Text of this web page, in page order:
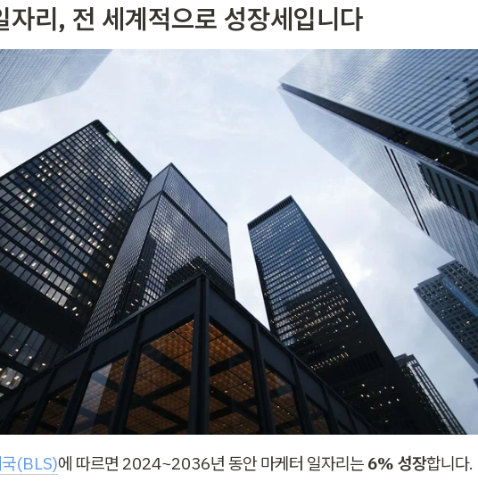
자리, 전 세계적으로 성장세입니다
국(BLS)에 따르면 2024~2036년 동안 마케터 일자리는 6% 성장합니다.